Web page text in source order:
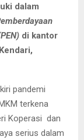
dalam
di kantor
pandemi
terkena
Koperasi dan
serius dalam